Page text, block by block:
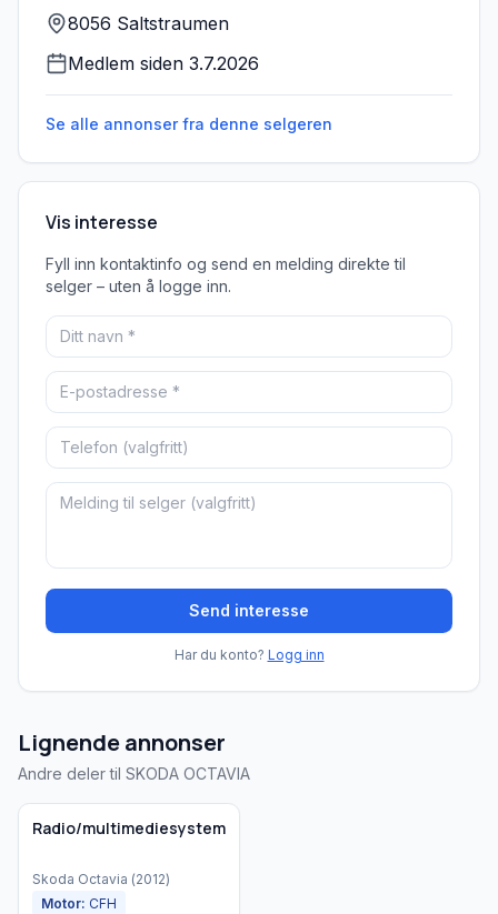
8056 Saltstraumen
Medlem siden 3.7.2026
Se alle annonser fra denne selgeren
Vis interesse
Fyll inn kontaktinfo og send en melding direkte til
selger – uten å logge inn.
Send interesse
Har du konto? Logg inn
Lignende annonser
Andre deler til SKODA OCTAVIA
Brukt - god tilstand
Radio/multimediesystem
Skoda Octavia (2012)
Motor: CFH